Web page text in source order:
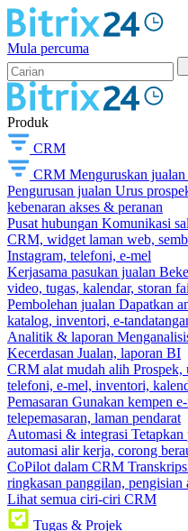
Mula percuma
Produk
CRM
CRM Menguruskan
Pengurusan jualan Urus
kebenaran akses & peranan
Pusat hubungan Komunikasi
CRM, widget laman web,
Instagram, telefoni, e-mel
Kerjasama pasukan jualan
video, tugas, kalendar, storan
Pembolehan jualan Dapatkan
katalog, inventori, e-
Analitik & laporan
Kecerdasan Jualan, laporan BI
CRM alat mudah alih Prospek,
telefoni, e-mel, inventori,
Pemasaran Gunakan kempen
telepemasaran, laman pendarat
Automasi & integrasi Tetapkan
automasi alir kerja, corong
CoPilot dalam CRM
ringkasan panggilan, pengisian
Lihat semua ciri-ciri CRM
Tugas & Projek